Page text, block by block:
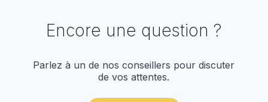
Encore une question ?
Parlez à un de nos conseillers pour discuter
de vos attentes.